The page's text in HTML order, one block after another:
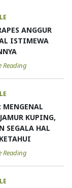
ANGGUR
ISTIMEWA
Reading
MENGENAL
KUPING,
SEGALA HAL
Reading